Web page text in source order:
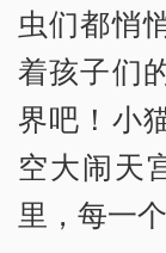
虫们都悄
着孩子们
界吧！小
空大闹天
里，每一